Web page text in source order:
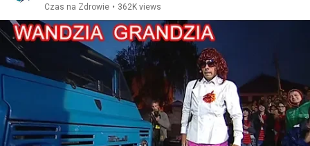
Czas na Zdrowie • 362K views